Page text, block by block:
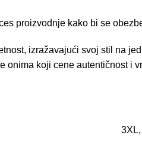
proizvodnje kako bi se
izražavajući svoj stil na
onima koji cene autentičnost i
3XL,